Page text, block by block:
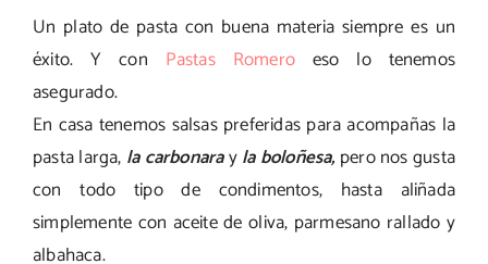
Un plato de pasta con buena materia siempre es un
éxito. Y con Pastas Romeroeso lo tenemos
asegurado.
En casa tenemos salsas preferidas para acompañas la
pasta larga, la carbonarayla boloñesa, pero nos gusta
con todo tipo de condimentos, hasta aliñada
simplemente con aceite de oliva, parmesano rallado y
albahaca.